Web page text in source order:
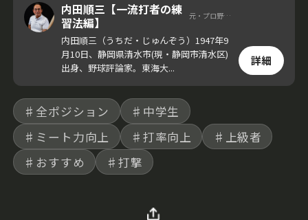
今回の動画で内田氏が伝えるのは、巨人・坂
本勇人選手を成績向上へと導いたアウトコー
スへの対応力を高めるための練習方法だ。
内田順三【一流打者の練
習法編】
元・プロ野球選手
内田順三（うちだ・じゅんぞう）1947年9
月10日、静岡県清水市(現・静岡市清水区)
出身、野球評論家。東海大...
詳細
♯全ポジション
♯中学生
♯ミート力向上
♯打率向上
♯上級者
♯おすすめ
♯打撃